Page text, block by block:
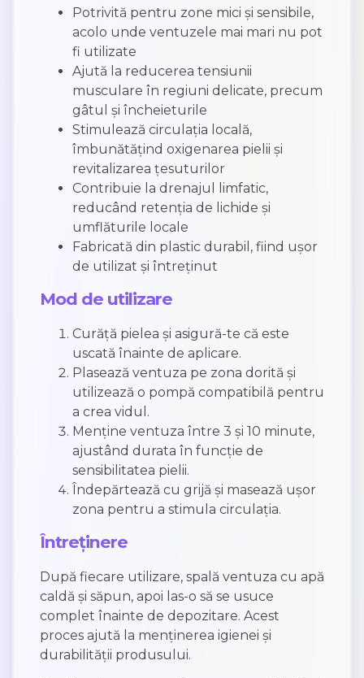
Potrivită pentru zone mici și sensibile,
acolo unde ventuzele mai mari nu pot
fi utilizate
Ajută la reducerea tensiunii
musculare în regiuni delicate, precum
gâtul și încheieturile
Stimulează circulația locală,
îmbunătățind oxigenarea pielii și
revitalizarea țesuturilor
Contribuie la drenajul limfatic,
reducând retenția de lichide și
umflăturile locale
Fabricată din plastic durabil, fiind ușor
de utilizat și întreținut
Mod de utilizare
Curăță pielea și asigură-te că este
uscată înainte de aplicare.
Plasează ventuza pe zona dorită și
utilizează o pompă compatibilă pentru
a crea vidul.
Menține ventuza între 3 și 10 minute,
ajustând durata în funcție de
sensibilitatea pielii.
Îndepărtează cu grijă și masează ușor
zona pentru a stimula circulația.
Întreținere
După fiecare utilizare, spală ventuza cu apă
caldă și săpun, apoi las-o să se usuce
complet înainte de depozitare. Acest
proces ajută la menținerea igienei și
durabilității produsului.